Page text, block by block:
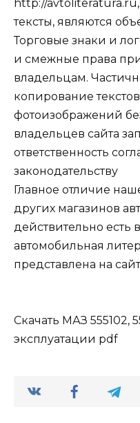
http://
тексты, являются
Торговые знаки и
и смежные права
владельцам.
копирование
фотоизображений
владельцев сайта
ответственность
законодательству
Главное отличие
других магазинов
действительно есть
автомобильная
представлена на
Скачать МАЗ 555102,
эксплуатации pdf